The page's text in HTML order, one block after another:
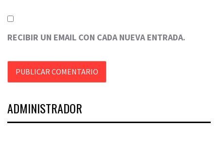
RECIBIR UN EMAIL CON CADA NUEVA ENTRADA.
ADMINISTRADOR